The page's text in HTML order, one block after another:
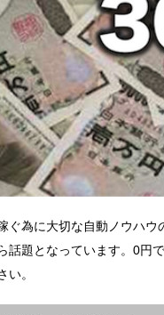
ぐ為に大切な自動ノウハ
話題となっています。0円
い。